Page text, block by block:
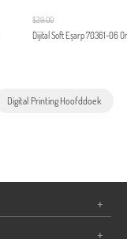
$29.00
Dijital Soft Eşarp 70361-06
Digital Printing Hoofddoek
+
+